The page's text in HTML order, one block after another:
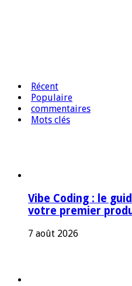
Récent
Populaire
commentaires
Mots clés
Vibe Coding : le
votre premier
7 août 2026